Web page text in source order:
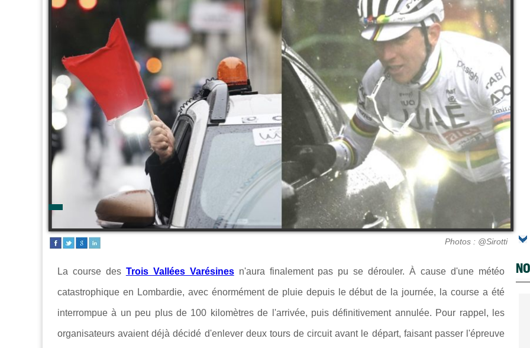
Photos : @Sirotti
La course des Trois Vallées Varésinesn'aura finalement pas pu se dérouler.À cause d'une météo
catastrophique en Lombardie, avec énormément de pluie depuis le début de la journée, la course a été
interrompue à un peu plus de 100 kilomètres de l'arrivée, puis définitivement annulée. Pour rappel, les
organisateurs avaient déjà décidé d'enlever deux tours de circuit avant le départ, faisant passer l'épreuve